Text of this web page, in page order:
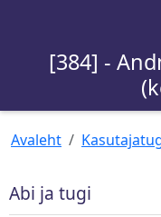
[384] -
Avaleht
Abi ja tugi